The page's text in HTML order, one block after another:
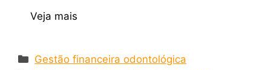
Veja mais
Gestão financeira odontológica